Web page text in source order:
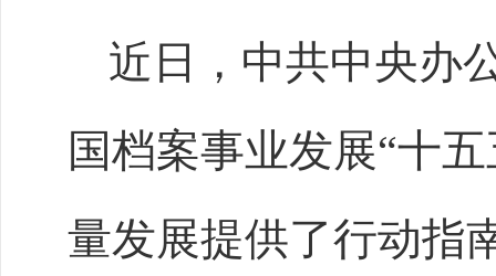
近日，中共中央办
国档案事业发展“十
量发展提供了行动指